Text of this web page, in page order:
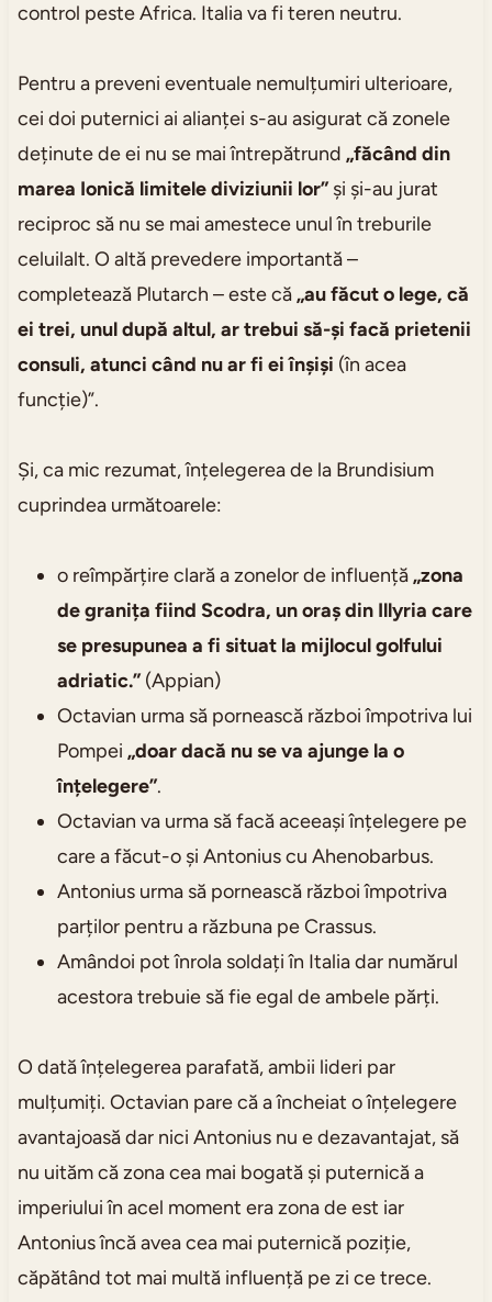
control peste Africa. Italia va fi teren neutru.
Pentru a preveni eventuale nemulțumiri ulterioare,
cei doi puternici ai alianței s-au asigurat că zonele
deținute de ei nu se mai întrepătrund „făcând din
marea Ionică limitele diviziunii lor”și și-au jurat
reciproc să nu se mai amestece unul în treburile
celuilalt. O altă prevedere importantă –
completează Plutarch – este că„au făcut o lege, că
ei trei, unul după altul, ar trebui să-și facă prietenii
consuli, atunci când nu ar fi ei înșiși (în acea
funcție)”.
Și, ca mic rezumat, înțelegerea de la Brundisium
cuprindea următoarele:
o reîmpărțire clară a zonelor de influență„zona
de granița fiind Scodra, un oraș din Illyria care
se presupunea a fi situat la mijlocul golfului
adriatic.”(Appian)
Octavian urma să pornească război împotriva lui
Pompei „doar dacă nu se va ajunge la o
înțelegere”.
Octavian va urma să facă aceeași înțelegere pe
care a făcut-o și Antonius cu Ahenobarbus.
Antonius urma să pornească război împotriva
parților pentru a răzbuna pe Crassus.
Amândoi pot înrola soldați în Italia dar numărul
acestora trebuie să fie egal de ambele părți.
O dată înțelegerea parafată, ambii lideri par
mulțumiți. Octavian pare că a încheiat o înțelegere
avantajoasă dar nici Antonius nu e dezavantajat, să
nu uităm că zona cea mai bogată și puternică a
imperiului în acel moment era zona de est iar
Antonius încă avea cea mai puternică poziție,
căpătând tot mai multă influență pe zi ce trece.